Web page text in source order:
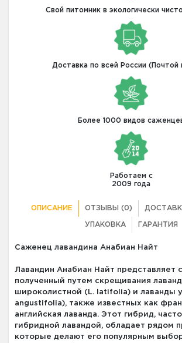
Свой питомник в экологически
Доставка по всей России (Почтой
Более 1000 видов
Работаем с
2009 года
ОПИСАНИЕ ОТЗЫВЫ (0)
УПАКОВКА ГАРАНТИЯ
Саженец лавандина Анабиан Найт
Лавандин Анабиан Найт представляет
полученный путем скрещивания
широколистной (L. latifolia) и лаванды
angustifolia), также известных как
английская лаванда. Этот гибрид,
гибридной лавандой, обладает рядом
которые делают его популярным